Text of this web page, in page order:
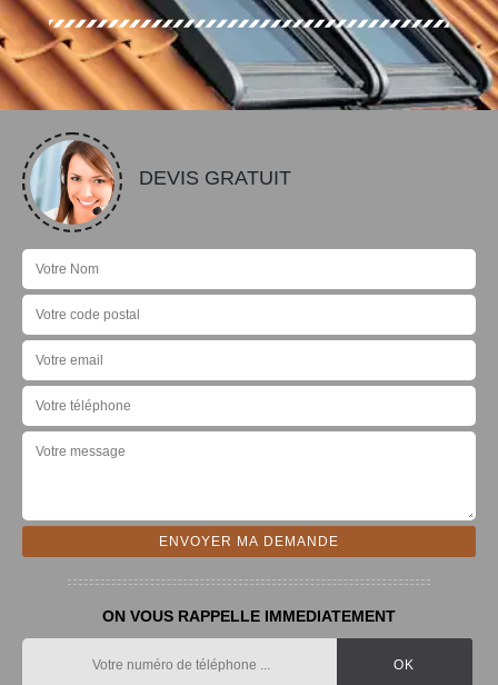
DEVIS GRATUIT
ON VOUS RAPPELLE IMMEDIATEMENT